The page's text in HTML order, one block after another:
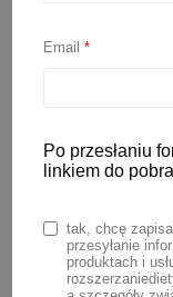
zdrowych
istotnym
Jednak nie
niemowlaka
się czytając
Email*
Po przesłaniu
linkiem do
tak, chcę
przesyłanie
produktach i